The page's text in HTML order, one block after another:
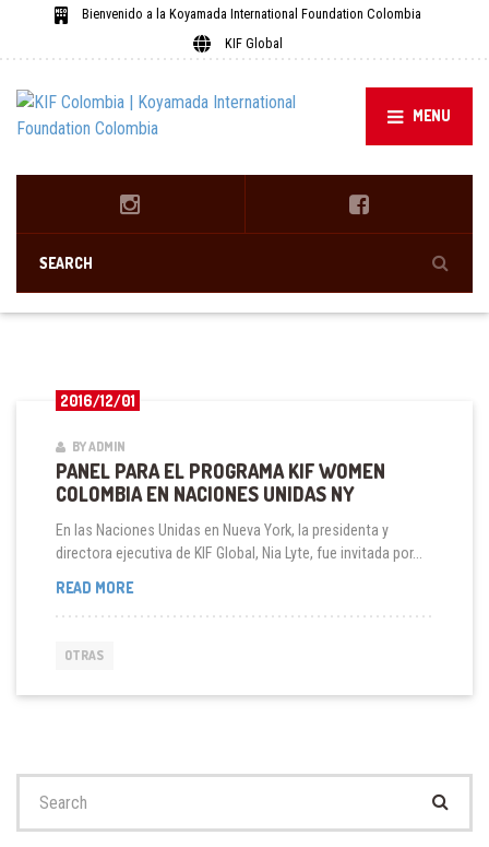
Bienvenido a la Koyamada International Foundation Colombia
KIF Global
MENU
2016/12/01
BY ADMIN
PANEL PARA EL PROGRAMA KIF WOMEN
COLOMBIA EN NACIONES UNIDAS NY
En las Naciones Unidas en Nueva York, la presidenta y
directora ejecutiva de KIF Global, Nia Lyte, fue invitada por...
READ MOREPANEL
WOMEN
UNIDAS
OTRAS